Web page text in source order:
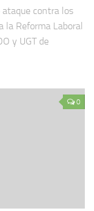
ataque contra los
la Reforma Laboral
y UGT de
0